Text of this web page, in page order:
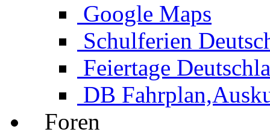
Google Maps
Schulferien
Feiertage
DB
Foren